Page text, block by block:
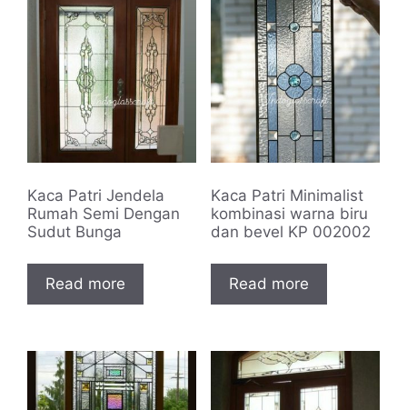
Kaca Patri Jendela
Rumah Semi Dengan
Sudut Bunga
Read more
Kaca Patri Minimalist
kombinasi warna biru
dan bevel KP 002002
Read more